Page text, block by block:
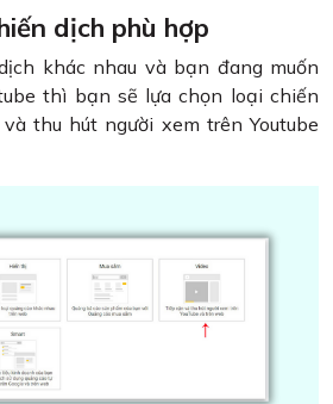
dịch phù hợp
khác nhau và bạn đang muốn
thì bạn sẽ lựa chọn loại chiến
thu hút người xem trên Youtube